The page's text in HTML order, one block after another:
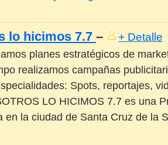
lo hicimos 7.7 –
+ Detalle
planes estratégicos de
realizamos campañas
Spots, reportajes,
LO HICIMOS 7.7 es una
en la ciudad de Santa Cruz de la